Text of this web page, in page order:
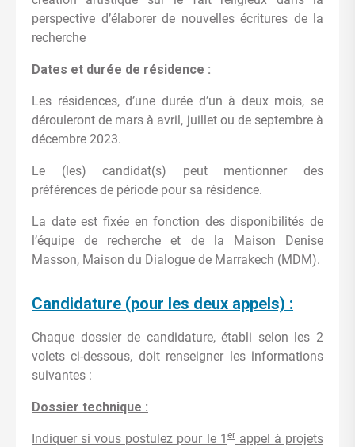
perspective d’élaborer de nouvelles écritures de la
recherche
Dates et durée de résidence :
Les résidences, d’une durée d’un à deux mois, se
dérouleront de mars à avril, juillet ou de septembre à
décembre 2023.
Le (les) candidat(s) peut mentionner des
préférences de période pour sa résidence.
La date est fixée en fonction des disponibilités de
l’équipe de recherche et de la Maison Denise
Masson, Maison du Dialogue de Marrakech (MDM).
Candidature (pour les deux appels) :
Chaque dossier de candidature, établi selon les 2
volets ci-dessous, doit renseigner les informations
suivantes :
Dossier technique :
Indiquer si vous postulez pour le 1erappel à projets